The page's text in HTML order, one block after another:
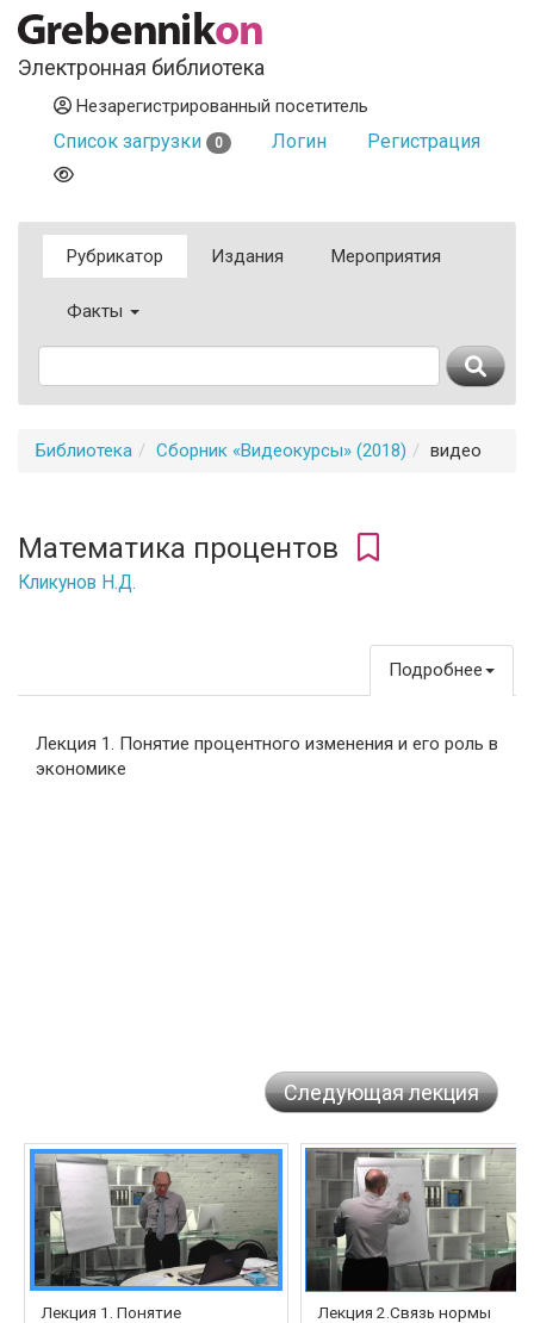
Электронная библиотека
Незарегистрированный посетитель
Список загрузки 0 Логин Регистрация
Рубрикатор Издания Мероприятия
Факты
Библиотека Сборник «Видеокурсы» (2018) видео
Математика процентов
Кликунов Н.Д.
Подробнее
Лекция 1. Понятие процентного изменения и его роль в
экономике
Следующая лекция
Лекция 1. Понятие
Лекция 2.Связь нормы